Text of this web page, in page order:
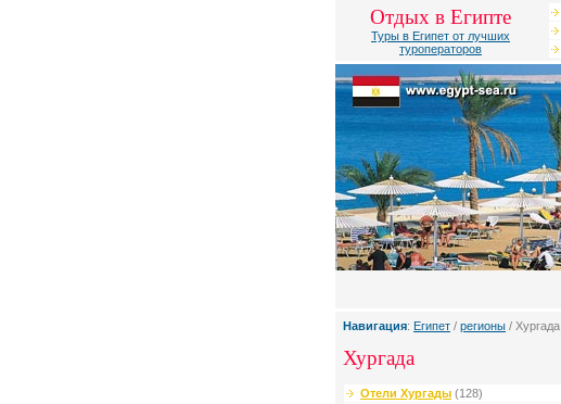
Отдых в Египте
Туры в Египет от лучших
туроператоров
Навигация: Египет / регионы / Хургада
Хургада
Отели Хургады (128)